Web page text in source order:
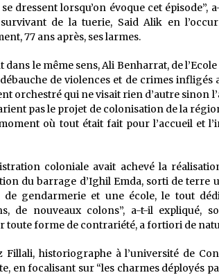
dressent lorsqu’on évoque cet
de la tuerie, Said Alik en
77 ans après, ses larmes.
dans le même sens, Ali Benharrat, de
de violences et de crimes
orchestré qui ne visait rien d’autre sinon
pas le projet de colonisation de la
où tout était fait pour l’accueil et
coloniale avait achevé la
du barrage d’Ighil Emda, sorti de
gendarmerie et une école, le tout
de nouveaux colons”, a-t-il expliqué,
toute forme de contrariété, a fortiori de
Fillali, historiographe à l’université de
en focalisant sur “les charmes déployés